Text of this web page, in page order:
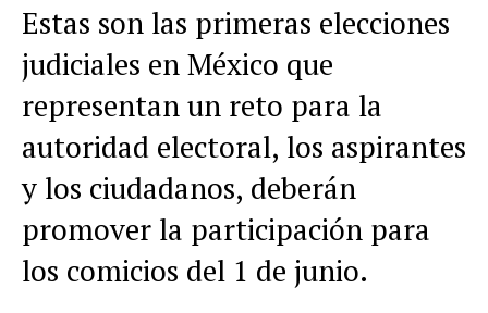
Estas son las primeras elecciones
judiciales en México que
representan un reto para la
autoridad electoral, los aspirantes
y los ciudadanos, deberán
promover la participación para
los comicios del 1 de junio.